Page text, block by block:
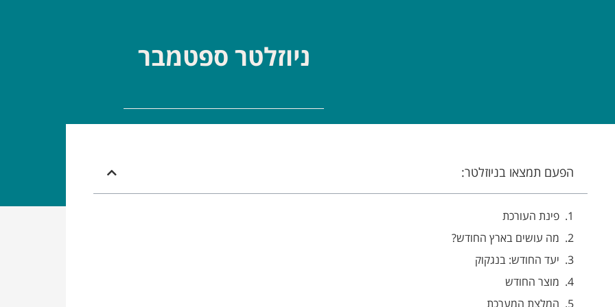
ניוזלטר ספטמבר
הפעם תמצאו בניוזלטר:
פינת העורכת
מה עושים בארץ החודש?
יעד החודש: בנגקוק
מוצר החודש
המלצת המערכת